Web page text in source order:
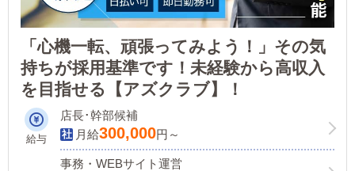
「心機一転、頑張ってみよう！」その気
持ちが採用基準です！未経験から高収入
を目指せる【アズクラブ】！
給与
店長･幹部候補
月給300,000円～
事務・WEBサイト運営